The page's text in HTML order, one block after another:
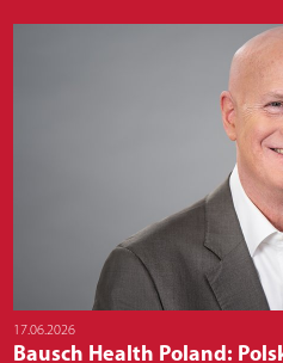
17.06.2026
Bausch Health Poland: